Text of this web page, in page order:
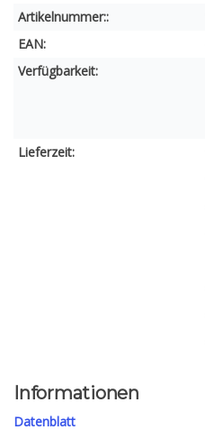
Artikelnummer::
EAN:
Verfügbarkeit:
Lieferzeit:
Informationen
Datenblatt